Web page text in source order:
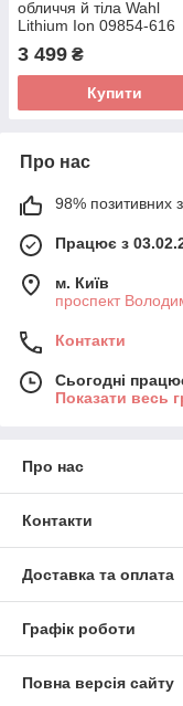
обличчя й тіла Wahl
Lithium Ion 09854-616
3 499 ₴
Купити
Про нас
98% позитивних з
Працює з
м. Київ
проспект
Контакти
Сьогодні
Показати весь
Про нас
Контакти
Доставка та оплата
Графік роботи
Повна версія сайту